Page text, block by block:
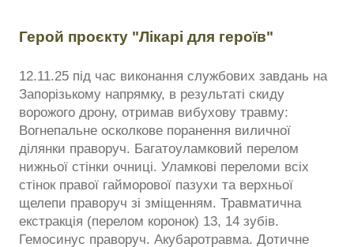
Герой проєкту "Лікарі для героїв"
12.11.25 під час виконання службових завдань на
Запорізькому напрямку, в результаті скиду
ворожого дрону, отримав вибухову травму:
Вогнепальне осколкове поранення виличної
ділянки праворуч. Багатоуламковий перелом
нижньої стінки очниці. Уламкові переломи всіх
стінок правої гайморової пазухи та верхньої
щелепи праворуч зі зміщенням. Травматична
екстракція (перелом коронок) 13, 14 зубів.
Гемосинус праворуч. Акубаротравма. Дотичне